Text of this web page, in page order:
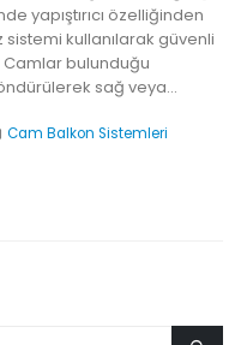
yapıştırıcı özelliğinden
kullanılarak güvenli
Camlar bulunduğu
sağ veya...
Cam Balkon Sistemleri